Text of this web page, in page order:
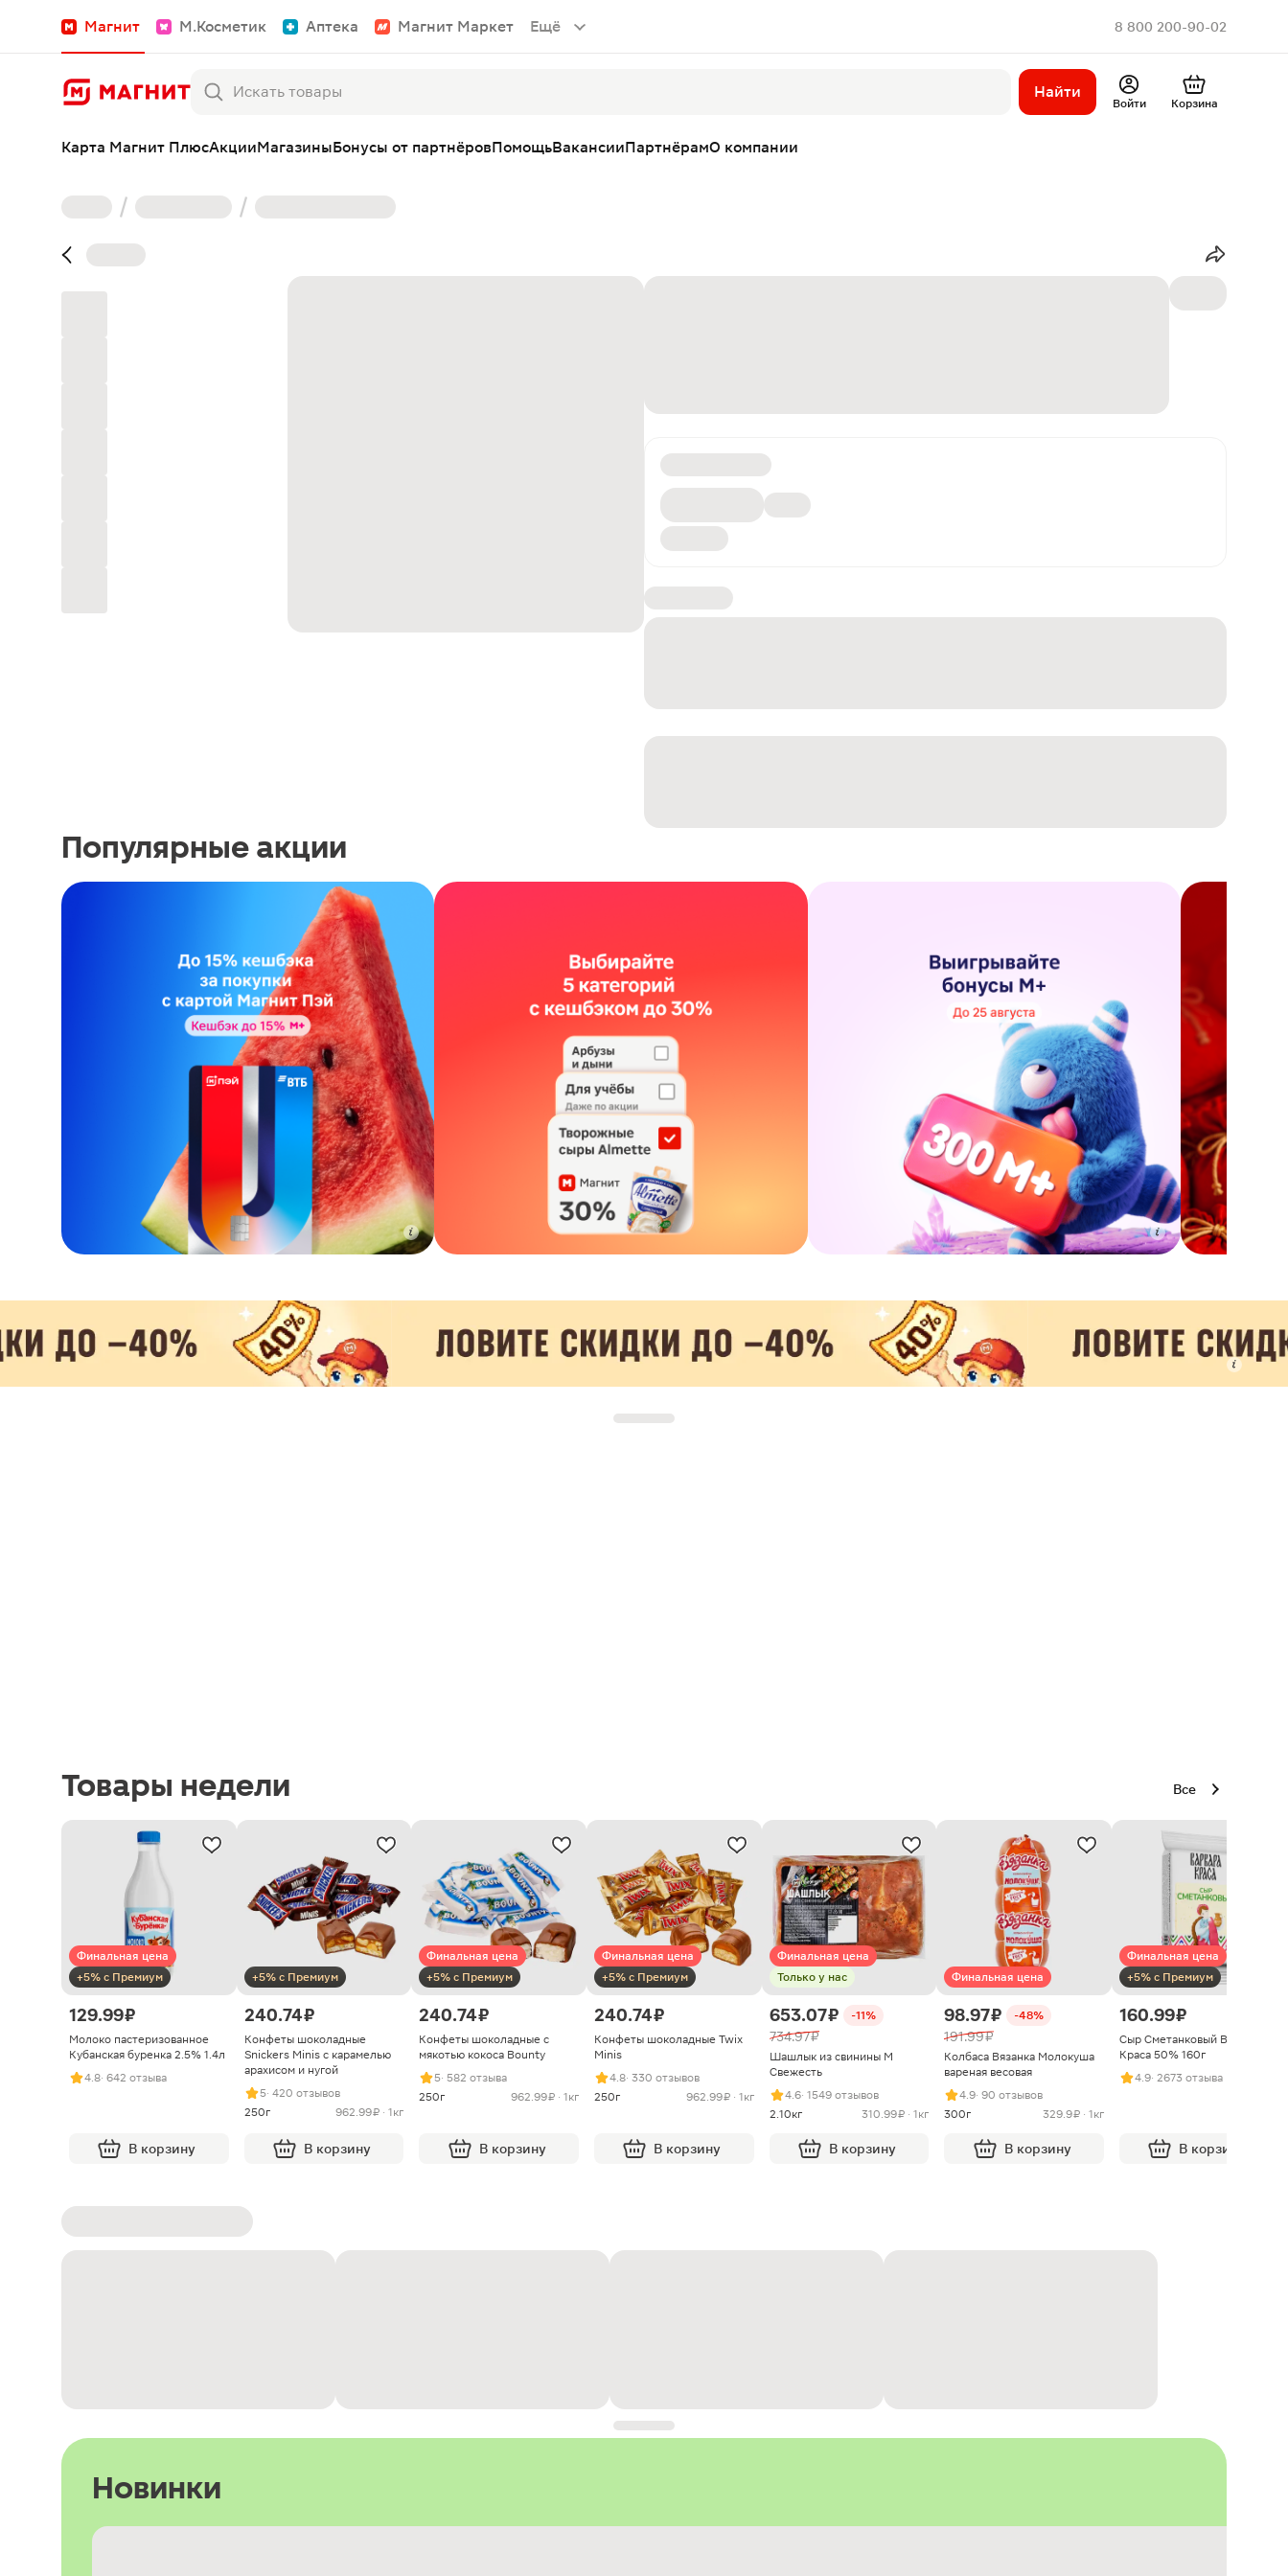
Магнит М.Косметик Аптека Магнит Маркет Ещё 8 800 200-90-02
Найти
Войти Корзина
Карта Магнит ПлюсАкцииМагазиныБонусы от партнёровПомощьВакансииПартнёрамО компании
Популярные акции
Товары недели Все
Финальная цена
+5% с Премиум
129.99 ₽
Молоко пастеризованное
Кубанская буренка 2.5% 1.4л
4.8· 642 отзыва
В корзину
+5% с Премиум
240.74 ₽
Конфеты шоколадные
Snickers Minis с карамелью
арахисом и нугой
5· 420 отзывов
250г
962.99 ₽ · 1кг
В корзину
Финальная цена
+5% с Премиум
240.74 ₽
Конфеты шоколадные с
мякотью кокоса Bounty
5· 582 отзыва
250г
962.99 ₽ · 1кг
В корзину
Финальная цена
+5% с Премиум
240.74 ₽
Конфеты шоколадные Twix
Minis
4.8· 330 отзывов
250г
962.99 ₽ · 1кг
В корзину
Финальная цена
Только у нас
653.07 ₽ -11%
734.97 ₽
Шашлык из свинины М
Свежесть
4.6· 1549 отзывов
2.10кг
310.99 ₽ · 1кг
В корзину
Финальная цена
98.97 ₽ -48%
191.99 ₽
Колбаса Вязанка Молокуша
вареная весовая
4.9· 90 отзывов
300г
329.9 ₽ · 1кг
В корзину
Финальная цена
+5% с Премиум
160.99 ₽
Сыр Сметанковый Варвара
Краса 50% 160г
4.9· 2673 отзыва
В корзину
Новинки